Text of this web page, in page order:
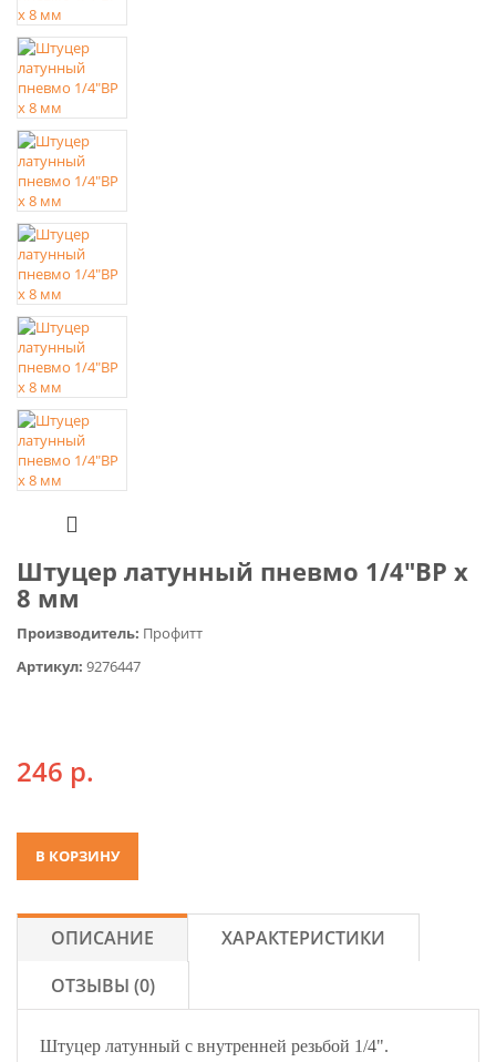
Штуцер латунный пневмо 1/4"ВР х
8 мм
Производитель: Профитт
Артикул: 9276447
246 р.
ОПИСАНИЕ
ХАРАКТЕРИСТИКИ
ОТЗЫВЫ (0)
Штуцер латунный с внутренней резьбой 1/4".